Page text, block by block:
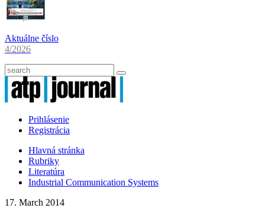
Aktuálne číslo
4/2026
Prihlásenie
Registrácia
Hlavná stránka
Rubriky
Literatúra
Industrial Communication Systems
17. March 2014